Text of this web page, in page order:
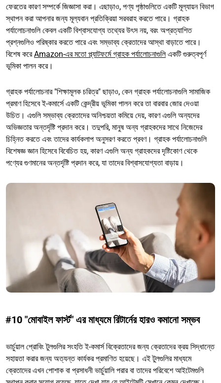
ফেরতের কারণ সম্পর্কে জিজ্ঞাসা করা। এছাড়াও, পণ্য পৃষ্ঠাগুলিতে একটি মূল্যায়ন বিভাগ
স্থাপন করা আপনার জন্য মূল্যবান প্রতিক্রিয়া সরবরাহ করতে পারে। গ্রাহক
পর্যালোচনাগুলি কেবল একটি বিশ্বাসযোগ্য তথ্যের উৎস নয়, বরং অপ্রত্যাশিত
প্রশ্নগুলিও পরিষ্কার করতে পারে এবং সম্ভাব্য ক্রেতাদের আস্থা বাড়াতে পারে।
বিশেষ করেAmazon-এর মতো প্ল্যাটফর্মে গ্রাহক পর্যালোচনাগুলিএকটি গুরুত্বপূর্ণ
ভূমিকা পালন করে।
গ্রাহক পর্যালোচনার "শিক্ষামূলক চরিত্র" ছাড়াও, কেন গ্রাহক পর্যালোচনাগুলি সামাজিক
প্রমাণ হিসেবে ই-কমার্সে একটি কেন্দ্রীয় ভূমিকা পালন করে তা বারবার জোর দেওয়া
উচিত। এগুলি সম্ভাব্য ক্রেতাদের অনিশ্চয়তা কমিয়ে দেয়, কারণ এগুলি অন্যদের
অভিজ্ঞতার অন্তর্দৃষ্টি প্রদান করে। তদুপরি, মানুষ অন্য গ্রাহকদের সাথে নিজেদের
চিহ্নিত করতে এবং তাদের কার্যকলাপ অনুসরণ করতে প্রবণ। গ্রাহক পর্যালোচনাগুলি
বিশেষজ্ঞ জ্ঞান হিসেবে বিবেচিত হয়, কারণ এগুলি অন্য গ্রাহকদের দৃষ্টিকোণ থেকে
পণ্যের গুণমানের অন্তর্দৃষ্টি প্রদান করে, যা তাদের বিশ্বাসযোগ্যতা বাড়ায়।
#10 "মোবাইল ফার্স্ট" এর মাধ্যমে রিটার্নের হারও কমানো সম্ভব
ভার্চুয়াল প্রোবিং টুলগুলির সংহতি ই-কমার্স বিক্রেতাদের জন্য ক্রেতাদের ক্রয় সিদ্ধান্তে
সহায়তা করার জন্য অত্যন্ত কার্যকর প্রমাণিত হয়েছে। এই টুলগুলির মাধ্যমে
ক্রেতাদের এখন পোশাক বা প্রসাধনী ভার্চুয়ালি পরার বা তাদের পরিবেশে আইটেমগুলি